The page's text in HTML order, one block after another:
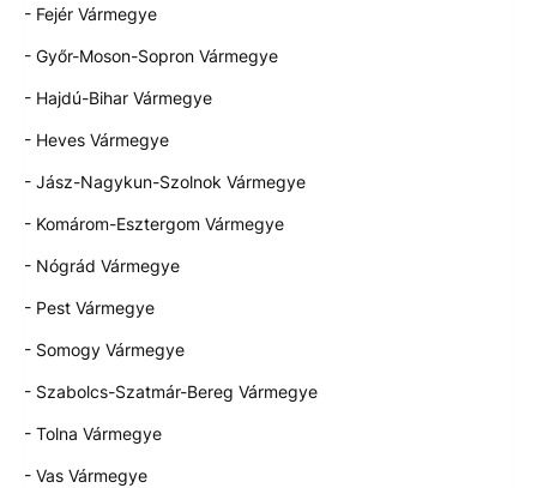
- Fejér Vármegye
- Győr-Moson-Sopron Vármegye
- Hajdú-Bihar Vármegye
- Heves Vármegye
- Jász-Nagykun-Szolnok Vármegye
- Komárom-Esztergom Vármegye
- Nógrád Vármegye
- Pest Vármegye
- Somogy Vármegye
- Szabolcs-Szatmár-Bereg Vármegye
- Tolna Vármegye
- Vas Vármegye